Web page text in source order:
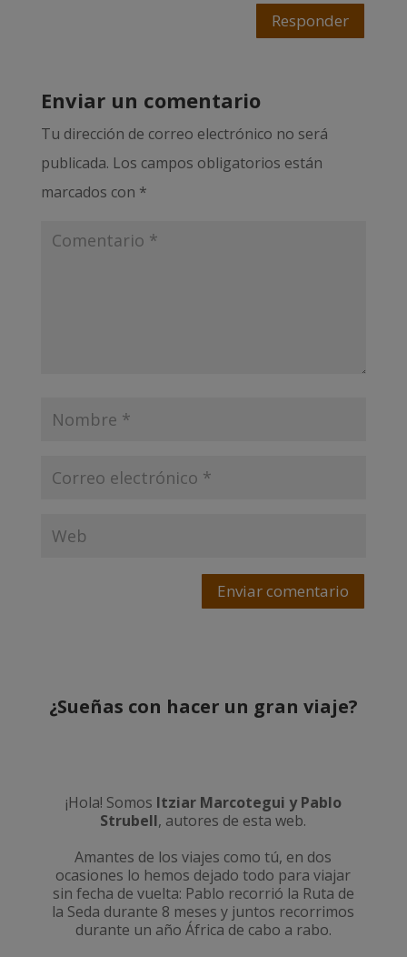
Responder
Enviar un comentario
Tu dirección de correo electrónico no será
publicada. Los campos obligatorios están
marcados con *
Enviar comentario
¿Sueñas con hacer un gran viaje?
¡Hola! Somos Itziar Marcotegui y Pablo
Strubell, autores de esta web.
Amantes de los viajes como tú, en dos
ocasiones lo hemos dejado todo para viajar
sin fecha de vuelta: Pablo recorrió la Ruta de
la Seda durante 8 meses y juntos recorrimos
durante un año África de cabo a rabo.